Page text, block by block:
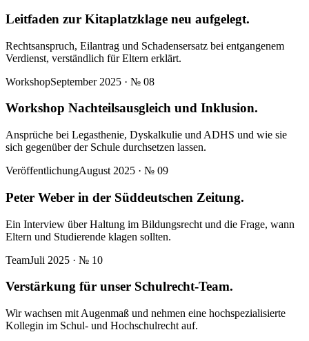
Leitfaden zur Kitaplatzklage neu aufgelegt.
Rechtsanspruch, Eilantrag und Schadensersatz bei entgangenem
Verdienst, verständlich für Eltern erklärt.
WorkshopSeptember 2025 · № 08
Workshop Nachteilsausgleich und Inklusion.
Ansprüche bei Legasthenie, Dyskalkulie und ADHS und wie sie
sich gegenüber der Schule durchsetzen lassen.
VeröffentlichungAugust 2025 · № 09
Peter Weber in der Süddeutschen Zeitung.
Ein Interview über Haltung im Bildungsrecht und die Frage, wann
Eltern und Studierende klagen sollten.
TeamJuli 2025 · № 10
Verstärkung für unser Schulrecht-Team.
Wir wachsen mit Augenmaß und nehmen eine hochspezialisierte
Kollegin im Schul- und Hochschulrecht auf.